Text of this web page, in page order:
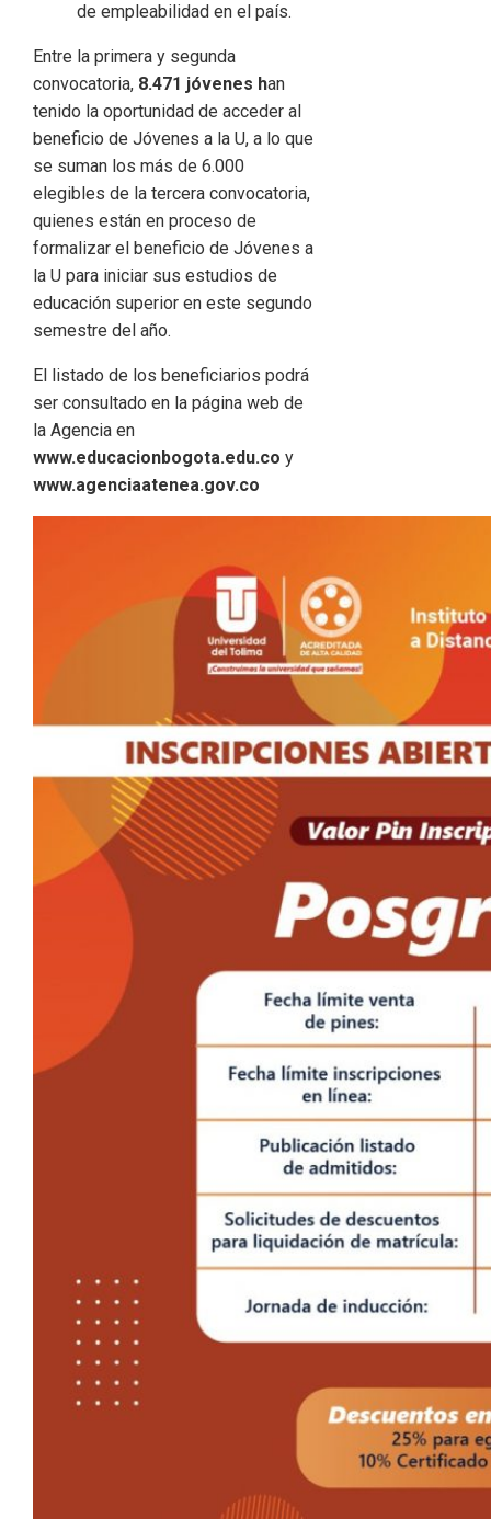
de empleabilidad en el país.
Entre la primera y segunda
convocatoria,8.471 jóvenes han
tenido la oportunidad de acceder al
beneficio de Jóvenes a la U, a lo que
se suman los más de 6.000
elegibles de la tercera convocatoria,
quienes están en proceso de
formalizar el beneficio de Jóvenes a
la U para iniciar sus estudios de
educación superior en este segundo
semestre del año.
El listado de los beneficiarios podrá
ser consultado en la página web de
la Agencia en
www.educacionbogota.edu.co y
www.agenciaatenea.gov.co